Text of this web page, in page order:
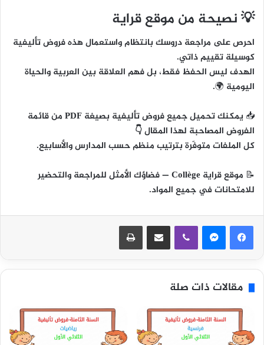
💡 نصيحة من موقع قراية
احرص على مراجعة دروسك بانتظام واستعمال هذه فروض تأليفية
كوسيلة تقييم ذاتي.
الهدف ليس الحفظ فقط، بلفهم العلاقة بين العربية والحياة
اليومية 🌍.
📥
يمكنك تحميل جميع فروض تأليفية بصيغة PDF من قائمة
الفروض المصاحبة لهذا المقال 👇
كل الملفات متوفّرة بترتيب منظم حسب المدارس والأسابيع.
📝 موقع قراية Collège
— فضاؤك الأمثل للمراجعة والتحضير
للامتحانات في جميع المواد.
مشاركة عبر البريد
مقالات ذات صلة